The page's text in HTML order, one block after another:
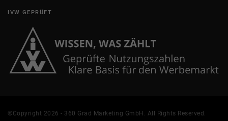
IVW GEPRÜFT
©Copyright 2026 - 360 Grad Marketing GmbH. All Rights Reserved.